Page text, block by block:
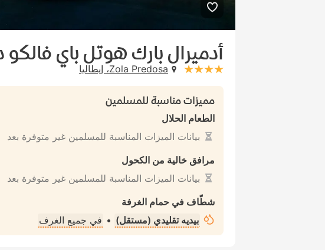
أدميرال بارك هوتل باي فالكو
stars: 4Zola Predosa، إيطاليا
مميزات مناسبة للمسلمين
الطعام الحلال
بيانات الميزات المناسبة للمسلمين غير متوفرة بعد
مرافق خالية من الكحول
بيانات الميزات المناسبة للمسلمين غير متوفرة بعد
شطّاف في حمام الغرفة
بيديه تقليدي (مستقل) • في جميع الغرف